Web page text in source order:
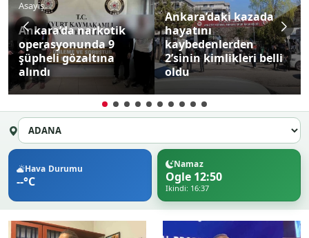
Asayiş
Ankara’da narkotik
operasyonunda 9
şüpheli gözaltına
alındı
Ankara’daki kazada
hayatını
kaybedenlerden
2’sinin kimlikleri belli
oldu
Hava Durumu
--°C
Namaz
Ogle 12:50
Ikindi: 16:37